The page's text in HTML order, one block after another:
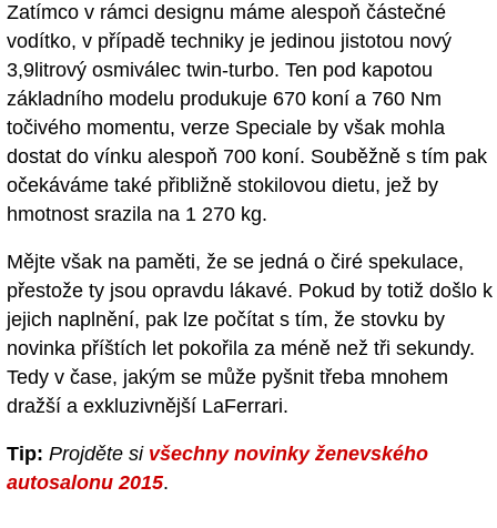
Zatímco v rámci designu máme alespoň částečné
vodítko, v případě techniky je jedinou jistotou nový
3,9litrový osmiválec twin-turbo. Ten pod kapotou
základního modelu produkuje 670 koní a 760 Nm
točivého momentu, verze Speciale by však mohla
dostat do vínku alespoň 700 koní. Souběžně s tím pak
očekáváme také přibližně stokilovou dietu, jež by
hmotnost srazila na 1 270 kg.
Mějte však na paměti, že se jedná o čiré spekulace,
přestože ty jsou opravdu lákavé. Pokud by totiž došlo k
jejich naplnění, pak lze počítat s tím, že stovku by
novinka příštích let pokořila za méně než tři sekundy.
Tedy v čase, jakým se může pyšnit třeba mnohem
dražší a exkluzivnější LaFerrari.
Tip: Projděte si všechny novinky ženevského
autosalonu 2015.